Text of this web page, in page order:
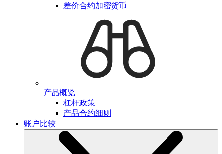
差价合约加密货币
产品概览
杠杆政策
产品合约细则
账户比较